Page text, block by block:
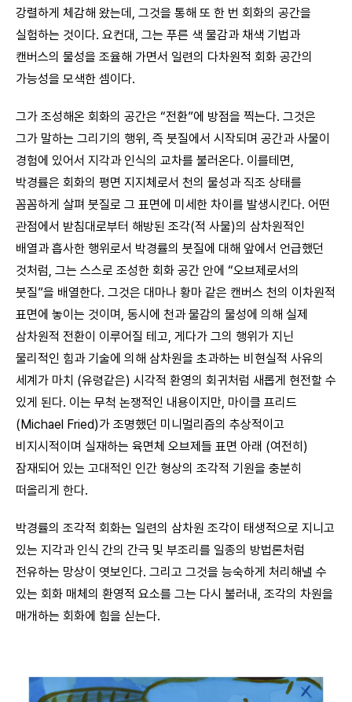
강렬하게 체감해 왔는데, 그것을 통해 또 한 번 회화의 공간을
실험하는 것이다. 요컨대, 그는 푸른 색 물감과 채색 기법과
캔버스의 물성을 조율해 가면서 일련의 다차원적 회화 공간의
가능성을 모색한 셈이다.
그가 조성해온 회화의 공간은 “전환”에 방점을 찍는다. 그것은
그가 말하는 그리기의 행위, 즉 붓질에서 시작되며 공간과 사물이
경험에 있어서 지각과 인식의 교차를 불러온다. 이를테면,
박경률은 회화의 평면 지지체로서 천의 물성과 직조 상태를
꼼꼼하게 살펴 붓질로 그 표면에 미세한 차이를 발생시킨다. 어떤
관점에서 받침대로부터 해방된 조각(적 사물)의 삼차원적인
배열과 흡사한 행위로서 박경률의 붓질에 대해 앞에서 언급했던
것처럼, 그는 스스로 조성한 회화 공간 안에 “오브제로서의
붓질”을 배열한다. 그것은 대마나 황마 같은 캔버스 천의 이차원적
표면에 놓이는 것이며, 동시에 천과 물감의 물성에 의해 실제
삼차원적 전환이 이루어질 테고, 게다가 그의 행위가 지닌
물리적인 힘과 기술에 의해 삼차원을 초과하는 비현실적 사유의
세계가 마치 (유령같은) 시각적 환영의 회귀처럼 새롭게 현전할 수
있게 된다. 이는 무척 논쟁적인 내용이지만, 마이클 프리드
(Michael Fried)가 조명했던 미니멀리즘의 추상적이고
비지시적이며 실재하는 육면체 오브제들 표면 아래 (여전히)
잠재되어 있는 고대적인 인간 형상의 조각적 기원을 충분히
떠올리게 한다.
박경률의 조각적 회화는 일련의 삼차원 조각이 태생적으로 지니고
있는 지각과 인식 간의 간극 및 부조리를 일종의 방법론처럼
전유하는 망상이 엿보인다. 그리고 그것을 능숙하게 처리해낼 수
있는 회화 매체의 환영적 요소를 그는 다시 불러내, 조각의 차원을
매개하는 회화에 힘을 싣는다.